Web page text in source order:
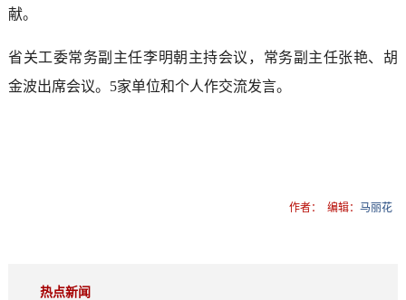
献。
省关工委常务副主任李明朝主持会议，常务副主任张艳、胡
金波出席会议。5家单位和个人作交流发言。
作者： 编辑：马丽花
热点新闻